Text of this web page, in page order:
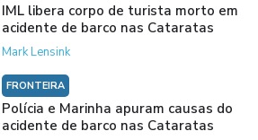
IML libera corpo de turista morto em
acidente de barco nas Cataratas
Mark Lensink
FRONTEIRA
Polícia e Marinha apuram causas do
acidente de barco nas Cataratas